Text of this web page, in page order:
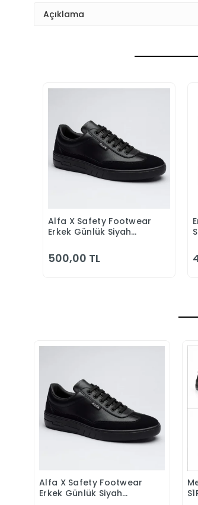
Açıklama
Sepete Ekle
Alfa X Safety Footwear
Erkek Günlük Siyah
500,00 TL
Sepete Ekle
Alfa X Safety Footwear
Erkek Günlük Siyah